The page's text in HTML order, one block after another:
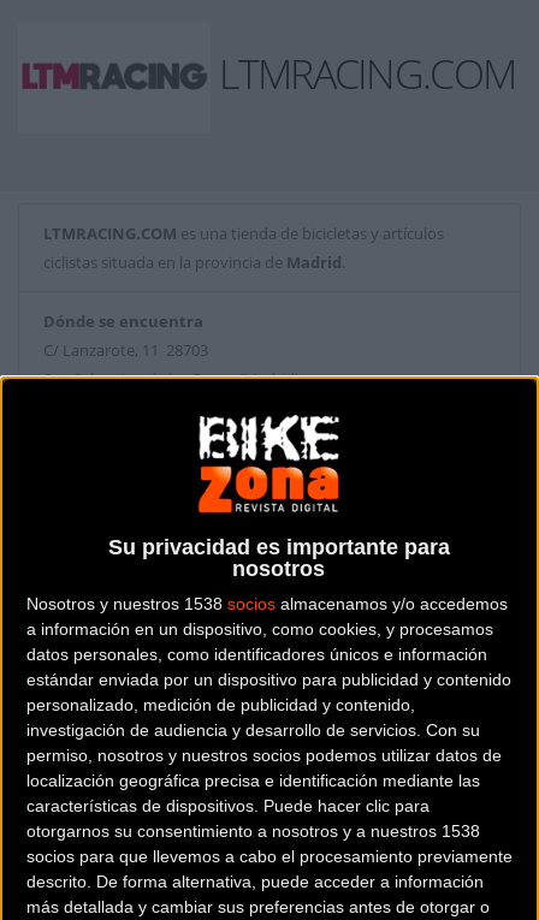
Su privacidad es importante para
nosotros
Nosotros y nuestros 1538 socios almacenamos y/o accedemos
a información en un dispositivo, como cookies, y procesamos
datos personales, como identificadores únicos e información
estándar enviada por un dispositivo para publicidad y contenido
personalizado, medición de publicidad y contenido,
investigación de audiencia y desarrollo de servicios. Con su
permiso, nosotros y nuestros socios podemos utilizar datos de
localización geográfica precisa e identificación mediante las
características de dispositivos. Puede hacer clic para
otorgarnos su consentimiento a nosotros y a nuestros 1538
socios para que llevemos a cabo el procesamiento previamente
descrito. De forma alternativa, puede acceder a información
más detallada y cambiar sus preferencias antes de otorgar o
LTMRACING.COM
LTMRACING.COM es una tienda de bicicletas y artículos
ciclistas situada en la provincia de Madrid.
Dónde se encuentra
C/ Lanzarote, 11 28703
San Sebastian de los Reyes (Madrid).
Contactar con la tienda
Web y RRSS de la tienda